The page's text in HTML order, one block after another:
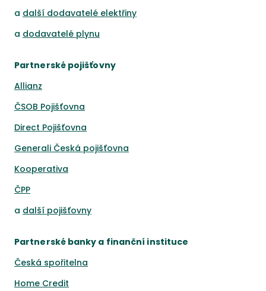
a další dodavatelé elektřiny
a dodavatelé plynu
Partnerské pojišťovny
Allianz
ČSOB Pojišťovna
Direct Pojišťovna
Generali Česká pojišťovna
Kooperativa
ČPP
a další pojišťovny
Partnerské banky a finanční instituce
Česká spořitelna
Home Credit